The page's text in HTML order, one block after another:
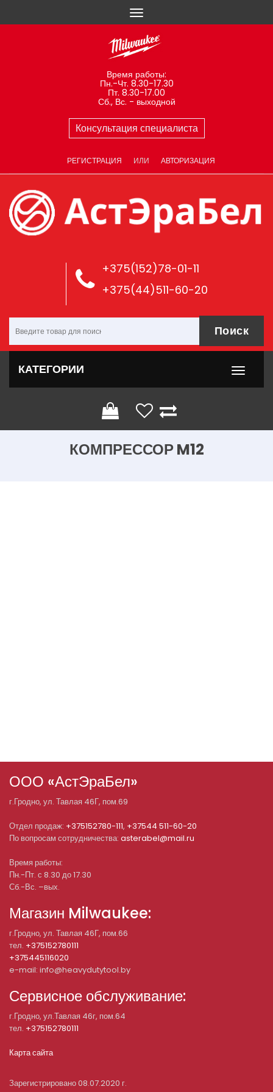
Время работы:
Пн.-Чт. 8.30-17.30
Пт. 8.30-17.00
Сб., Вс. - выходной
Консультация специалиста
РЕГИСТРАЦИЯ ИЛИ АВТОРИЗАЦИЯ
+375(152)78-01-11
+375(44)511-60-20
Поиск
КАТЕГОРИИ
КОМПРЕССОР M12
ООО «АстЭраБел»
г.Гродно, ул. Тавлая 46Г, пом.69
Отдел продаж: +375152780-111, +37544 511-60-20
По вопросам сотрудничества: asterabel@mail.ru
Время работы:
Пн.-Пт. с 8.30 до 17.30
Сб.-Вс. –вых.
Магазин Milwaukee:
г.Гродно, ул. Тавлая 46Г, пом.66
тел. +375152780111
+375445116020
e-mail: info@heavydutytool.by
Сервисное обслуживание:
г.Гродно, ул.Тавлая 46г, пом.64
тел. +375152780111
Карта сайта
Зарегистрировано 08.07.2020 г.